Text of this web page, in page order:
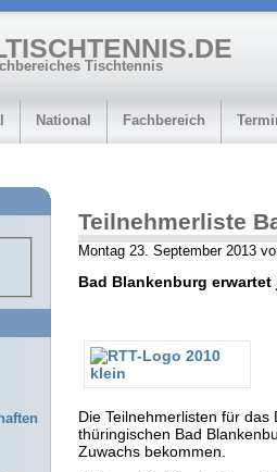
Tischtennis
National Fachbereich
Teilnehmerliste
Montag 23. September 2013
Bad Blankenburg erwartet
Die Teilnehmerlisten für
thüringischen Bad
Zuwachs bekommen.